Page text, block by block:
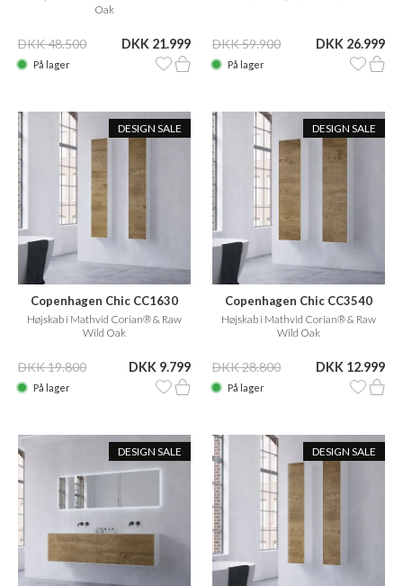
Oak
DKK 48.500 DKK 21.999
På lager
DKK 59.900 DKK 26.999
På lager
DESIGN SALE
Copenhagen Chic CC1630
Højskab i Mathvid Corian® & Raw
Wild Oak
DKK 19.800 DKK 9.799
På lager
DESIGN SALE
Copenhagen Chic CC3540
Højskab i Mathvid Corian® & Raw
Wild Oak
DKK 28.800 DKK 12.999
På lager
DESIGN SALE DESIGN SALE